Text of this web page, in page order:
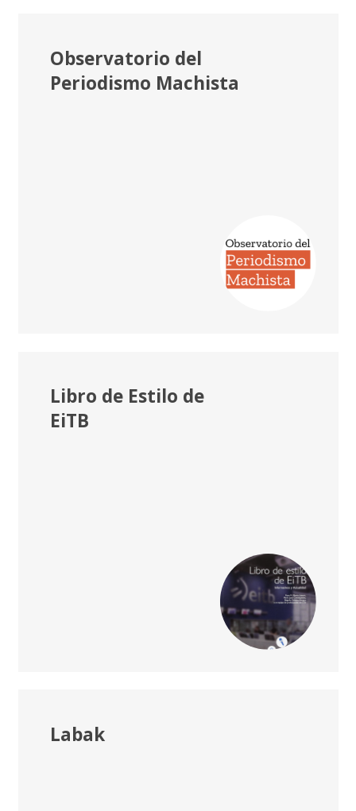
Observatorio del
Periodismo Machista
Libro de Estilo de
EiTB
Labak